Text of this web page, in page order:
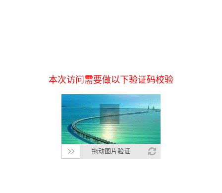
本次访问需要做以下验证码校验
拖动图片验证